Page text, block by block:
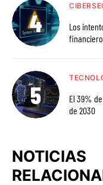
Los
El 39%
de 2030
NOTICIAS